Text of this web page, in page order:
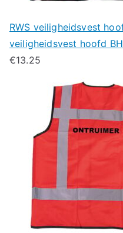
RWS veiligheidsvest
veiligheidsvest hoofd
€13.25